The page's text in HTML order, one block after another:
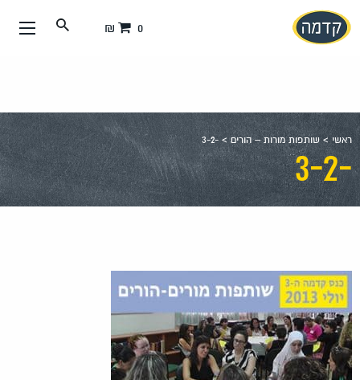
עבור
אל
0 ₪
ראשי >שותפות מורות – הורים>
-3-2
-3-2